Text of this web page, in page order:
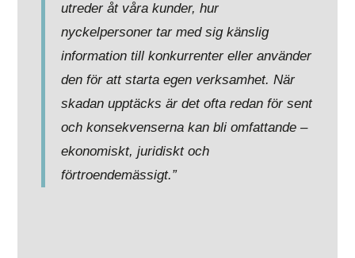
utreder åt våra kunder, hur
nyckelpersoner tar med sig känslig
information till konkurrenter eller använder
den för att starta egen verksamhet. När
skadan upptäcks är det ofta redan för sent
och konsekvenserna kan bli omfattande –
ekonomiskt, juridiskt och
förtroendemässigt.”